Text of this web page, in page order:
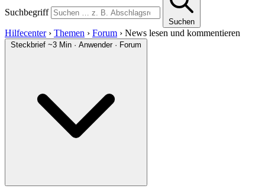
Suchbegriff
Suchen
Hilfecenter › Themen › Forum › News lesen und kommentieren
Steckbrief ~3 Min · Anwender · Forum